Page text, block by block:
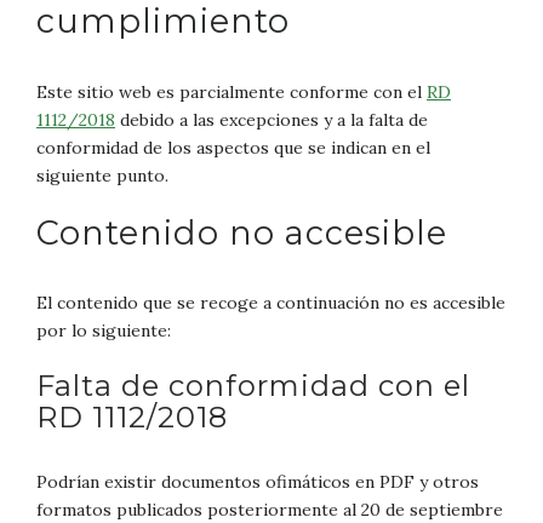
cumplimiento
Este sitio web es parcialmente conforme con el RD
1112/2018 debido a las excepciones y a la falta de
conformidad de los aspectos que se indican en el
siguiente punto.
Contenido no accesible
El contenido que se recoge a continuación no es accesible
por lo siguiente:
Falta de conformidad con el
RD 1112/2018
Podrían existir documentos ofimáticos en PDF y otros
formatos publicados posteriormente al 20 de septiembre